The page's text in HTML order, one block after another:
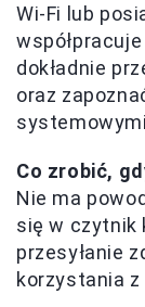
Wi-Fi lub
dokładnie
oraz
Co zrobić,
Nie ma
się w czytnik
przesyłanie
korzystania